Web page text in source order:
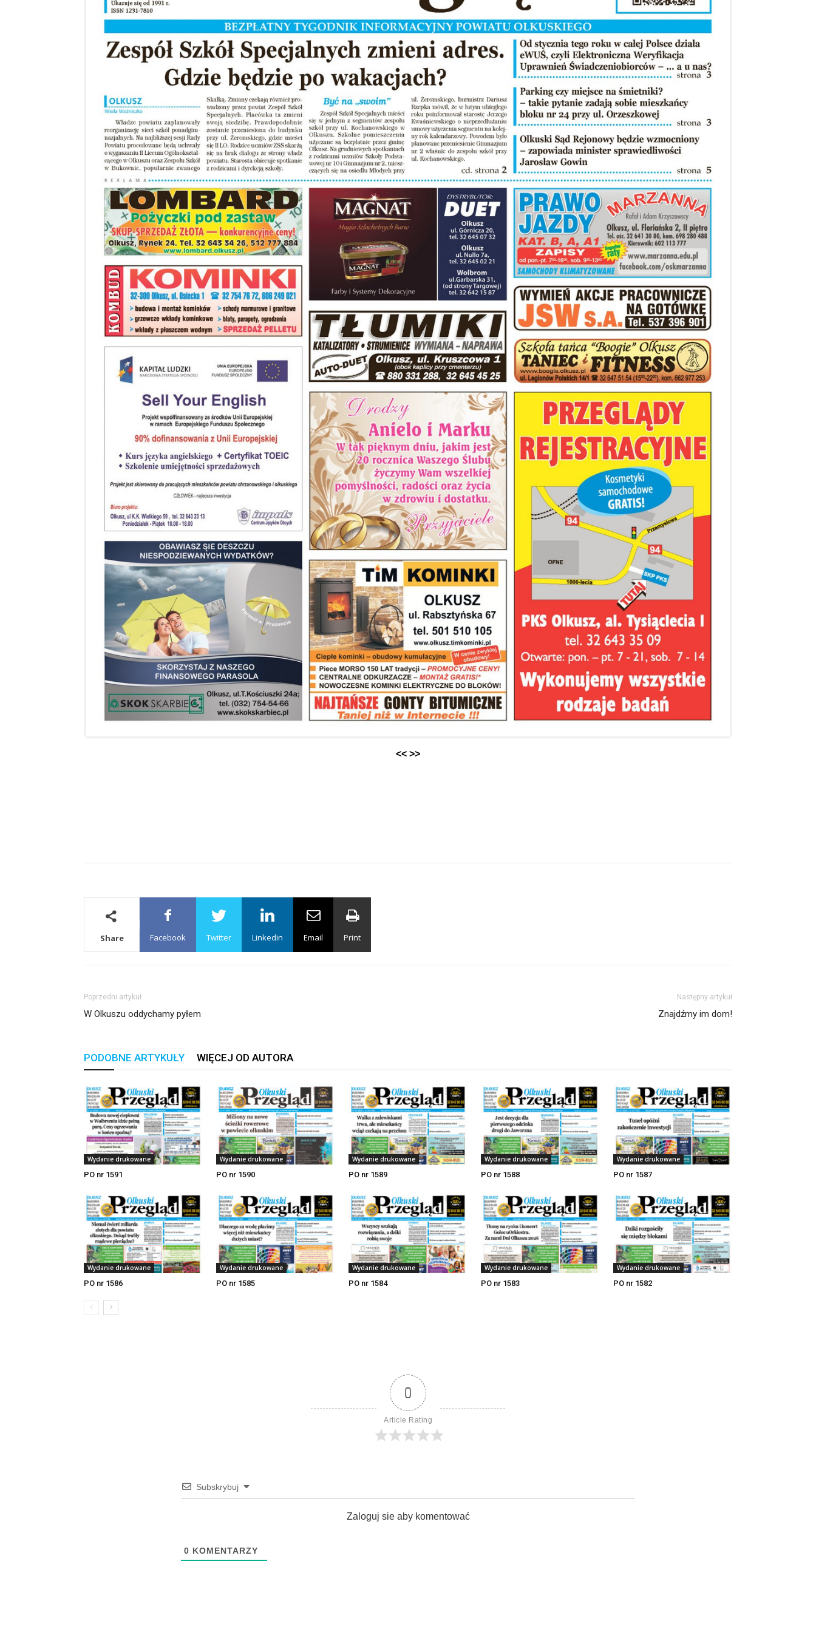
Share Facebook Twitter Linkedin Email Print
Poprzedni artykuł
W Olkuszu oddychamy pyłem
Następny artykuł
Znajdźmy im dom!
PODOBNE ARTYKUŁY WIĘCEJ OD AUTORA
Wydanie drukowane
PO nr 1591
Wydanie drukowane
PO nr 1590
Wydanie drukowane
PO nr 1589
Wydanie drukowane
PO nr 1588
Wydanie drukowane
PO nr 1587
Wydanie drukowane
PO nr 1586
Wydanie drukowane
PO nr 1585
Wydanie drukowane
PO nr 1584
Wydanie drukowane
PO nr 1583
Wydanie drukowane
PO nr 1582
0
Article Rating
Subskrybuj
Zaloguj sie aby komentować
0 KOMENTARZY